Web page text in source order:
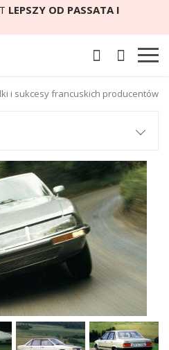
LEPSZY OD PASSATA I
i sukcesy francuskich producentów